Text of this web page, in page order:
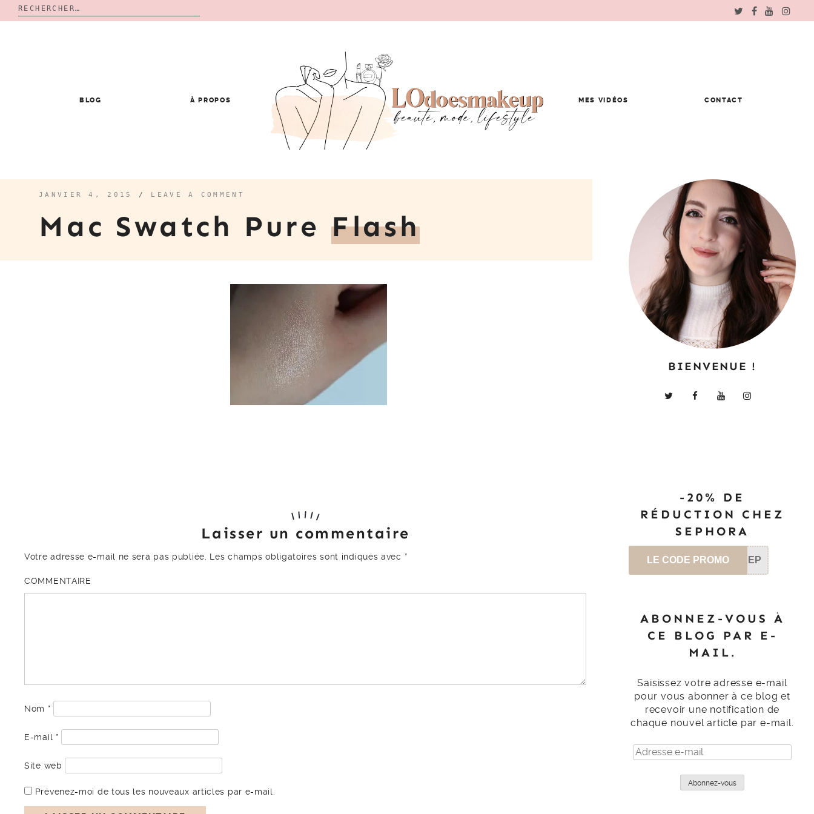
Rechercher :
BLOG À PROPOS MES VIDÉOS CONTACT
JANVIER 4, 2015 / LEAVE A COMMENT
Mac Swatch Pure Flash
Laisser un commentaire
Votre adresse e-mail ne sera pas publiée. Les champs obligatoires sont indiqués avec *
COMMENTAIRE
Nom *
E-mail *
Site web
Prévenez-moi de tous les nouveaux articles par e-mail.
BIENVENUE !
-20% DE
RÉDUCTION CHEZ
SEPHORA
LE CODE PROMO SEP
ABONNEZ-VOUS À
CE BLOG PAR E-
MAIL.
Saisissez votre adresse e-mail
pour vous abonner à ce blog et
recevoir une notification de
chaque nouvel article par e-mail.
Adresse
e-
Abonnez-vous